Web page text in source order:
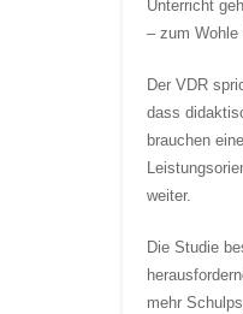
Unterricht
– zum Wohle
Der VDR
dass
brauchen
weiter.
Die Studie
mehr